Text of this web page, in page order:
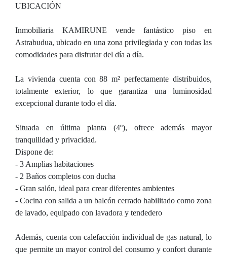
UBICACIÓN
Inmobiliaria KAMIRUNE vende fantástico piso en
Astrabudua, ubicado en una zona privilegiada y con todas las
comodidades para disfrutar del día a día.
La vivienda cuenta con 88 m² perfectamente distribuidos,
totalmente exterior, lo que garantiza una luminosidad
excepcional durante todo el día.
Situada en última planta (4º), ofrece además mayor
tranquilidad y privacidad.
Dispone de:
- 3 Amplias habitaciones
- 2 Baños completos con ducha
- Gran salón, ideal para crear diferentes ambientes
- Cocina con salida a un balcón cerrado habilitado como zona
de lavado, equipado con lavadora y tendedero
Además, cuenta con calefacción individual de gas natural, lo
que permite un mayor control del consumo y confort durante